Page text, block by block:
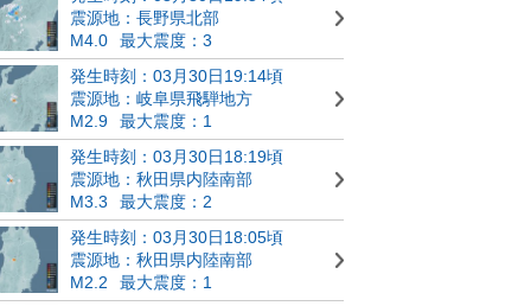
震源地：長野県北部
M4.0
最大震度：3
発生時刻：03月30日19:14頃
震源地：岐阜県飛騨地方
M2.9
最大震度：1
発生時刻：03月30日18:19頃
震源地：秋田県内陸南部
M3.3
最大震度：2
発生時刻：03月30日18:05頃
震源地：秋田県内陸南部
M2.2
最大震度：1